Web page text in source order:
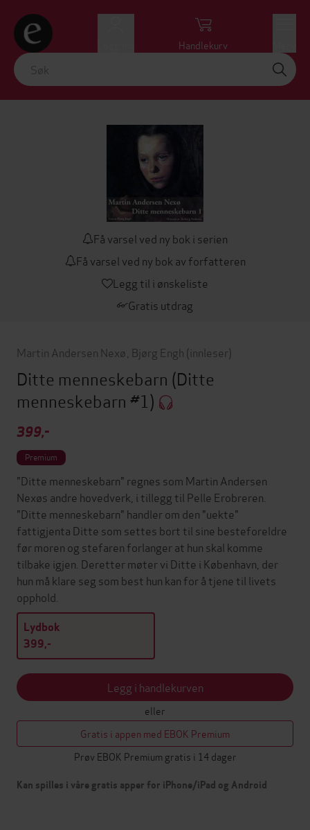
Handlekurv
Få varsel ved ny bok i serien
Få varsel ved ny bok av forfatteren
Legg til i ønskeliste
Gratis utdrag
Martin Andersen Nexø Bjørg Engh (innleser)
Ditte menneskebarn (Ditte
menneskebarn #1)
399,-
Premium
"Ditte menneskebarn" regnes som Martin Andersen
Nexøs andre hovedverk, i tillegg til Pelle Erobreren.
"Ditte menneskebarn" handler om den "uekte"
fattigjenta Ditte som settes bort til sine besteforeldre
før moren og stefaren forlanger at hun skal komme
tilbake igjen. Deretter møter vi Ditte i København, der
hun må klare seg som best hun kan for å tjene til livets
opphold.
Lydbok
399,-
Legg i handlekurven
eller
Gratis i appen med EBOK Premium
Prøv EBOK Premium gratis i 14 dager
Kan spilles i våre gratis apper for iPhone/iPad og Android